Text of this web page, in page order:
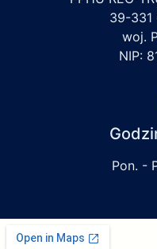
39-331
woj.
NIP:
Pon. -